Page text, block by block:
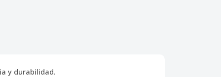
y durabilidad.